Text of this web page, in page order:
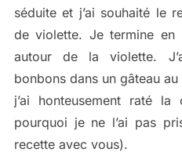
séduite et j’ai souhaité le
de violette. Je termine en
autour de la violette.
bonbons dans un gâteau
j’ai honteusement raté
pourquoi je ne l’ai pas
recette avec vous).